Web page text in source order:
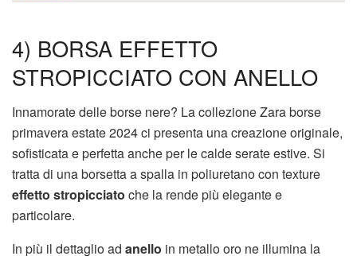
4) BORSA EFFETTO
STROPICCIATO CON ANELLO
Innamorate delle borse nere? La collezione Zara borse
primavera estate 2024 ci presenta una creazione originale,
sofisticata e perfetta anche per le calde serate estive. Si
tratta di una borsetta a spalla in poliuretano con texture
effetto stropicciato che la rende più elegante e
particolare.
In più il dettaglio ad anello in metallo oro ne illumina la